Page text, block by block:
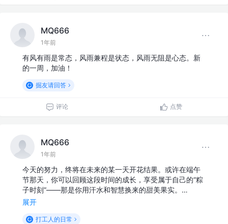
MQ666
1年前
有风有雨是常态，风雨兼程是状态，风雨无阻是心态。新
的一周，加油！
掘友请回答
评论 点赞
MQ666
1年前
今天的努力，终将在未来的某一天开花结果。或许在端午
节那天，你可以回顾这段时间的成长，享受属于自己的“粽
子时刻”——那是你用汗水和智慧换来的甜美果实。…
展开
打工人的日常